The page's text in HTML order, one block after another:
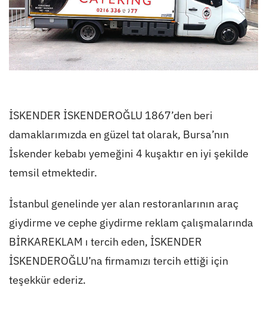
İSKENDER İSKENDEROĞLU 1867’den beri
damaklarımızda en güzel tat olarak, Bursa’nın
İskender kebabı yemeğini 4 kuşaktır en iyi şekilde
temsil etmektedir.
İstanbul genelinde yer alan restoranlarının araç
giydirme ve cephe giydirme reklam çalışmalarında
BİRKAREKLAM ı tercih eden, İSKENDER
İSKENDEROĞLU’na firmamızı tercih ettiği için
teşekkür ederiz.